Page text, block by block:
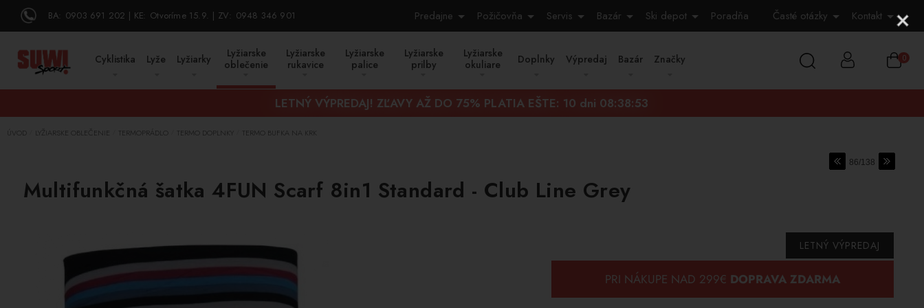
BA: 0903 691 202 KE: Otvoríme 15.9. ZV: 0948 346 901
0
Predajne Požičovňa Servis Bazár Ski depot Poradňa Časté otázky Kontakt
Cyklistika Lyže Lyžiarky
Lyžiarske
oblečenie
Lyžiarske
rukavice
Lyžiarske
palice
Lyžiarske
prilby
Lyžiarske
okuliare
Doplnky Výpredaj Bazár Značky
LETNÝ VÝPREDAJ! ZĽAVY AŽ DO 75% PLATIA EŠTE: 10 dni 08:38:52
ÚVOD LYŽIARSKE OBLEČENIE TERMOPRÁDLO TERMO DOPLNKY TERMO BUFKA NA KRK
86/138
Multifunkčná šatka 4FUN Scarf 8in1 Standard - Club Line Grey
LETNÝ VÝPREDAJ